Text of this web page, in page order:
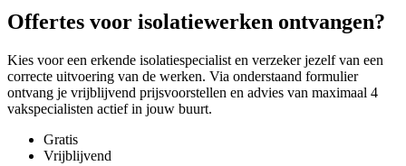
Offertes voor isolatiewerken ontvangen?
Kies voor een erkende isolatiespecialist en verzeker jezelf van een
correcte uitvoering van de werken. Via onderstaand formulier
ontvang je vrijblijvend prijsvoorstellen en advies van maximaal 4
vakspecialisten actief in jouw buurt.
Gratis
Vrijblijvend